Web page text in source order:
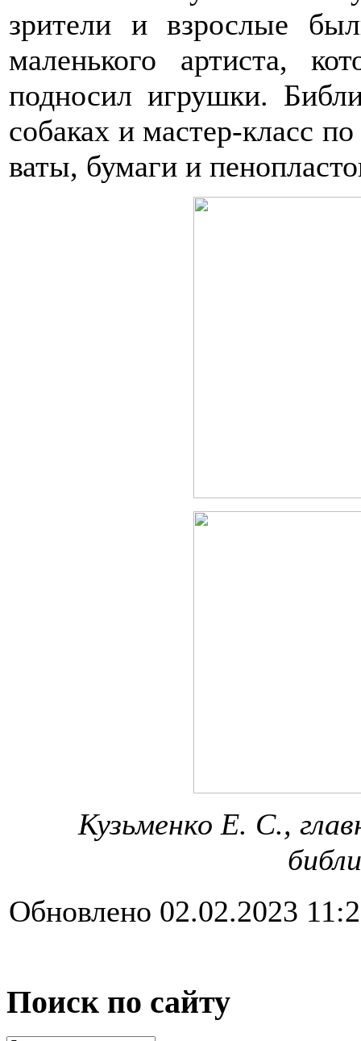
зрители и взрослые
маленького артиста,
подносил игрушки.
собаках и мастер-класс
ваты, бумаги и
Кузьменко Е. С.,
Обновлено 02.02.2023
Поиск по сайту